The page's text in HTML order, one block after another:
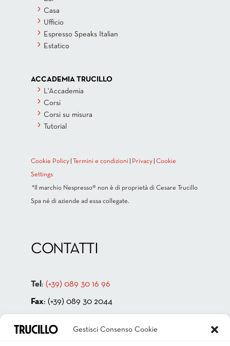
Gestisci Consenso Cookie
Casa
Ufficio
Espresso Speaks Italian
Estatico
ACCADEMIA TRUCILLO
L'Accademia
Corsi
Corsi su misura
Tutorial
Cookie Policy Termini e condizioni Privacy Cookie
Settings
*Il marchio Nespresso® non è di proprietà di Cesare Trucillo
Spa né di aziende ad essa collegate.
CONTATTI
Tel : (+39) 089 30 16 96
Fax: (+39) 089 30 2044
84131 Salerno – ITALIA